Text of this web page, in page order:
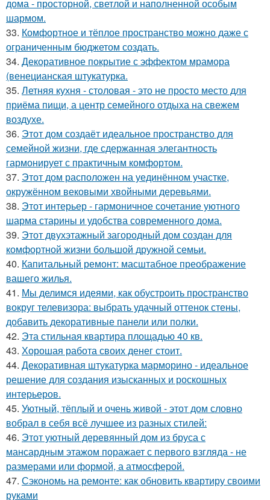
дома - просторной, светлой и наполненной особым
шармом.
33. Комфортное и тёплое пространство можно даже с
ограниченным бюджетом создать.
34. Декоративное покрытие с эффектом мрамора
(венецианская штукатурка.
35. Летняя кухня - столовая - это не просто место для
приёма пищи, а центр семейного отдыха на свежем
воздухе.
36. Этот дом создаёт идеальное пространство для
семейной жизни, где сдержанная элегантность
гармонирует с практичным комфортом.
37. Этот дом расположен на уединённом участке,
окружённом вековыми хвойными деревьями.
38. Этот интерьер - гармоничное сочетание уютного
шарма старины и удобства современного дома.
39. Этот двухэтажный загородный дом создан для
комфортной жизни большой дружной семьи.
40. Капитальный ремонт: масштабное преображение
вашего жилья.
41. Мы делимся идеями, как обустроить пространство
вокруг телевизора: выбрать удачный оттенок стены,
добавить декоративные панели или полки.
42. Эта стильная квартира площадью 40 кв.
43. Хорошая работа своих денег стоит.
44. Декоративная штукатурка марморино - идеальное
решение для создания изысканных и роскошных
интерьеров.
45. Уютный, тёплый и очень живой - этот дом словно
вобрал в себя всё лучшее из разных стилей:
46. Этот уютный деревянный дом из бруса с
мансардным этажом поражает с первого взгляда - не
размерами или формой, а атмосферой.
47. Сэкономь на ремонте: как обновить квартиру своими
руками